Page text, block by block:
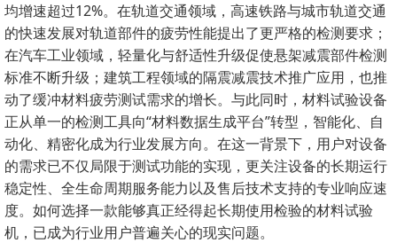
均增速超过12%。在轨道交通领域，高速铁路与城市轨道交通
的快速发展对轨道部件的疲劳性能提出了更严格的检测要求；
在汽车工业领域，轻量化与舒适性升级促使悬架减震部件检测
标准不断升级；建筑工程领域的隔震减震技术推广应用，也推
动了缓冲材料疲劳测试需求的增长。与此同时，材料试验设备
正从单一的检测工具向“材料数据生成平台”转型，智能化、自
动化、精密化成为行业发展方向。在这一背景下，用户对设备
的需求已不仅局限于测试功能的实现，更关注设备的长期运行
稳定性、全生命周期服务能力以及售后技术支持的专业响应速
度。如何选择一款能够真正经得起长期使用检验的材料试验
机，已成为行业用户普遍关心的现实问题。